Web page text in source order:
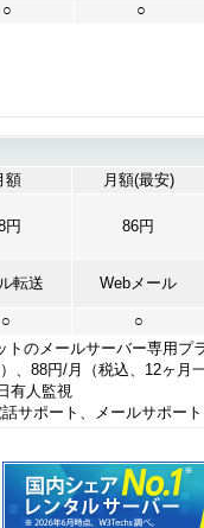
○ ○
額 月額(最安)
円 86円
転送 Webメール
○ ○
トのメールサーバー専用プ
88円/月（税込、12ヶ月
有人監視
サポート、メールサポー